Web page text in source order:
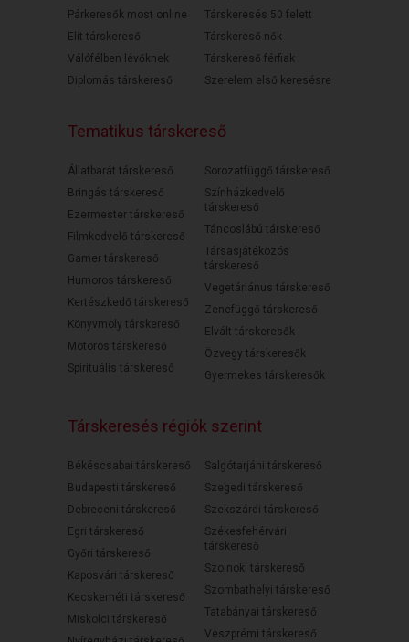
Párkeresők most online
Elit társkereső
Válófélben lévőknek
Diplomás társkereső
Társkeresés 50 felett
Társkereső nők
Társkereső férfiak
Szerelem első keresésre
Tematikus társkereső
Állatbarát társkereső
Bringás társkereső
Ezermester társkereső
Filmkedvelő társkereső
Gamer társkereső
Humoros társkereső
Kertészkedő társkereső
Könyvmoly társkereső
Motoros társkereső
Spirituális társkereső
Sorozatfüggő társkereső
Színházkedvelő
társkereső
Táncoslábú társkereső
Társasjátékozós
társkereső
Vegetáriánus társkereső
Zenefüggő társkereső
Elvált társkeresők
Özvegy társkeresők
Gyermekes társkeresők
Társkeresés régiók szerint
Békéscsabai társkereső
Budapesti társkereső
Debreceni társkereső
Egri társkereső
Győri társkereső
Kaposvári társkereső
Kecskeméti társkereső
Miskolci társkereső
Salgótarjáni társkereső
Szegedi társkereső
Szekszárdi társkereső
Székesfehérvári
társkereső
Szolnoki társkereső
Szombathelyi társkereső
Tatabányai társkereső
Veszprémi társkereső